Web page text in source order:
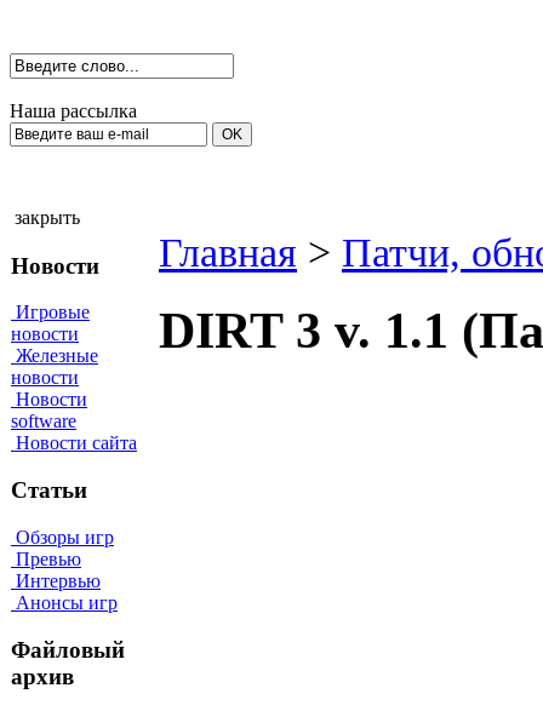
Наша рассылка
закрыть
Новости
Игровые
новости
Железные
новости
Новости
software
Новости сайта
Статьи
Обзоры игр
Превью
Интервью
Анонсы игр
Файловый
архив
Главная > Патчи,
DIRT 3 v. 1.1